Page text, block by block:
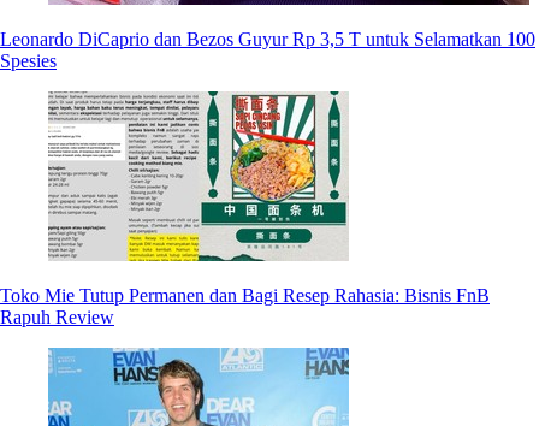
Leonardo DiCaprio dan Bezos Guyur Rp 3,5 T untuk Selamatkan 100
Spesies
Toko Mie Tutup Permanen dan Bagi Resep Rahasia: Bisnis FnB
Rapuh Review